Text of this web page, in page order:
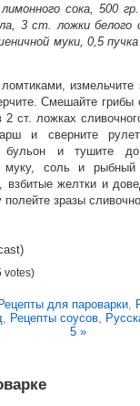
сока, 500
3 ст. ложки
муки, 0,5
Смешайте грибы
2 ст. ложках
и сверните
бульон и тушите
муку, соль и рыбный
желтки и
полейте зразы
votes)
Рецепты для пароварки,
, Рецепты соусов,
5 »